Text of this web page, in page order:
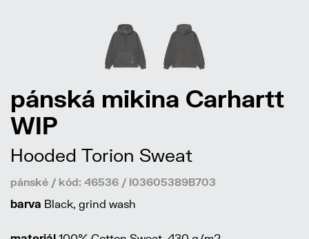
pánská mikina Carhartt
WIP
Hooded Torion Sweat
pánské / kód: 46536 / I03605389B703
barva Black, grind wash